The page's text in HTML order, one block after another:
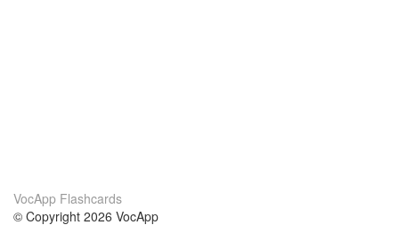
VocApp Flashcards
© Copyright 2026 VocApp